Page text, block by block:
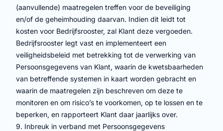
(aanvullende) maatregelen treffen voor de beveiliging
en/of de geheimhouding daarvan. Indien dit leidt tot
kosten voor Bedrijfsrooster, zal Klant deze vergoeden.
Bedrijfsrooster legt vast en implementeert een
veiligheidsbeleid met betrekking tot de verwerking van
Persoonsgegevens van Klant, waarin de kwetsbaarheden
van betreffende systemen in kaart worden gebracht en
waarin de maatregelen zijn beschreven om deze te
monitoren en om risico’s te voorkomen, op te lossen en te
beperken, en rapporteert Klant daar jaarlijks over.
9. Inbreuk in verband met Persoonsgegevens